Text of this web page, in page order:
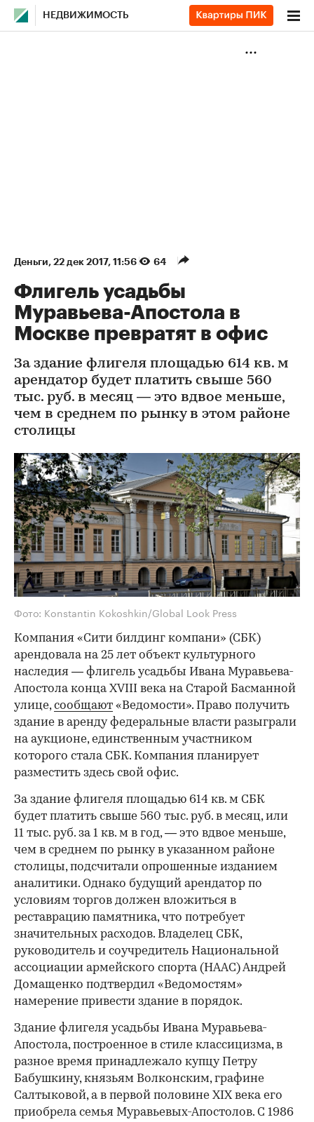
НЕДВИЖИМОСТЬ
Деньги⁠, 22 дек 2017, 11:56 64
Флигель усадьбы
Муравьева-Апостола в
Москве превратят в офис
За здание флигеля площадью 614 кв. м
арендатор будет платить свыше 560
тыс. руб. в месяц — это вдвое меньше,
чем в среднем по рынку в этом районе
столицы
Фото: Konstantin Kokoshkin/Global Look Press
Компания «Сити билдинг компани» (СБК)
арендовала на 25 лет объект культурного
наследия — флигель усадьбы Ивана Муравьева-
Апостола конца XVIII века на Старой Басманной
улице,сообщают «Ведомости». Право получить
здание в аренду федеральные власти разыграли
на аукционе, единственным участником
которого стала СБК. Компания планирует
разместить здесь свой офис.
За здание флигеля площадью 614 кв. м СБК
будет платить свыше 560 тыс. руб. в месяц, или
11 тыс. руб. за 1 кв. м в год, — это вдвое меньше,
чем в среднем по рынку в указанном районе
столицы, подсчитали опрошенные изданием
аналитики. Однако будущий арендатор по
условиям торгов должен вложиться в
реставрацию памятника, что потребует
значительных расходов. Владелец СБК,
руководитель и соучредитель Национальной
ассоциации армейского спорта (НААС) Андрей
Домащенко подтвердил «Ведомостям»
намерение привести здание в порядок.
Здание флигеля усадьбы Ивана Муравьева-
Апостола, построенное в стиле классицизма, в
разное время принадлежало купцу Петру
Бабушкину, князьям Волконским, графине
Салтыковой, а в первой половине XIX века его
приобрела семья Муравьевых-Апостолов. С 1986